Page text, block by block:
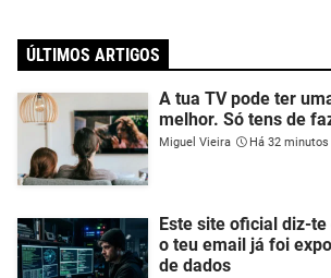
ÚLTIMOS ARTIGOS
A tua TV pode ter
melhor. Só tens de
Miguel Vieira Há 32 minutos
Este site oficial diz-
o teu email já foi
de dados